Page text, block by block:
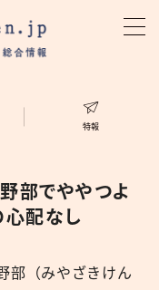
特報
部でややつよ
配なし
部（みやざきけん